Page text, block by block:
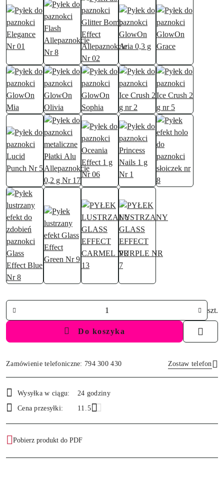
szt.
Do koszyka
Zamówienie telefoniczne: 794 300 430 Zostaw telefon
i
dostawa
Wysyłka w ciągu:
24 godziny
Cena przesyłki:
11.5
Pobierz produkt do PDF